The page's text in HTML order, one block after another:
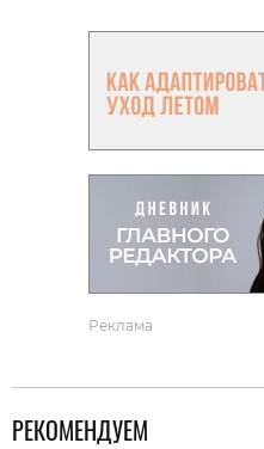
Реклама
РЕКОМЕНДУЕМ